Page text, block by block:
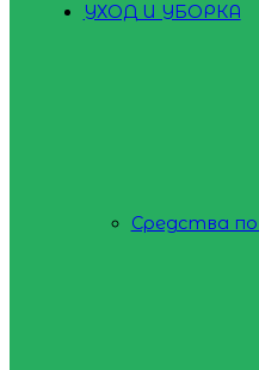
УХОД И УБОРКА
Средства